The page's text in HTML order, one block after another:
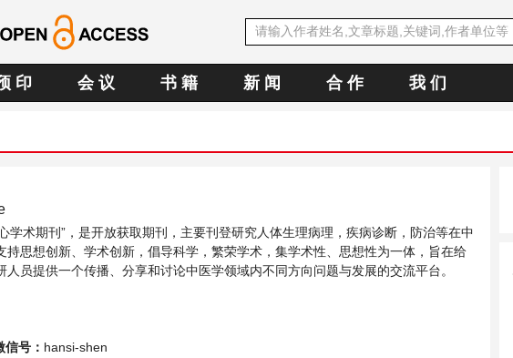
印 会 议 书 籍 新 闻 合 作 我 们
学术期刊”，是开放获取期刊，主要刊登研究人体生理病理，疾病诊断，防治等在中
持思想创新、学术创新，倡导科学，繁荣学术，集学术性、思想性为一体，旨在给
员提供一个传播、分享和讨论中医学领域内不同方向问题与发展的交流平台。
信号： hansi-shen